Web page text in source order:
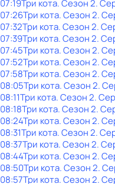
07:19Три кота. Сезон 2.
07:26Три кота. Сезон 2.
07:32Три кота. Сезон 2.
07:39Три кота. Сезон 2.
07:45Три кота. Сезон 2.
07:52Три кота. Сезон 2.
07:58Три кота. Сезон 2.
08:05Три кота. Сезон 2.
08:11Три кота. Сезон 2.
08:18Три кота. Сезон 2.
08:24Три кота. Сезон 2.
08:31Три кота. Сезон 2.
08:37Три кота. Сезон 2.
08:44Три кота. Сезон 2.
08:50Три кота. Сезон 2.
08:57Три кота. Сезон 2.